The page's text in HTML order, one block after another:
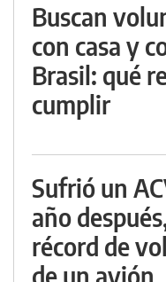
Buscan
con casa y
Brasil: qué
cumplir
Sufrió un
año
récord de
de un avión